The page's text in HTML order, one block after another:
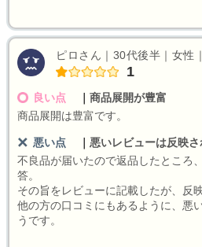
ピロさん｜30代後半｜女性
1
良い点
商品展開が豊富
商品展開は豊富です。
悪い点
悪いレビューは反映
不良品が届いたので返品したところ
答。
その旨をレビューに記載したが、反
他の方の口コミにもあるように、悪
うです。